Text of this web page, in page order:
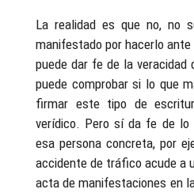
La realidad es que no, no
manifestado por hacerlo
puede dar fe de la veracidad
puede comprobar si lo que
firmar este tipo de
verídico. Pero sí da fe de lo
esa persona concreta, por
accidente de tráfico acude a
acta de manifestaciones en